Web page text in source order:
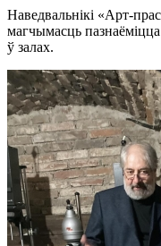
Наведвальнікі «Арт-
магчымасць
ў залах.